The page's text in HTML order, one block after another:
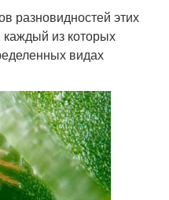
разновидностей этих
каждый из которых
видах